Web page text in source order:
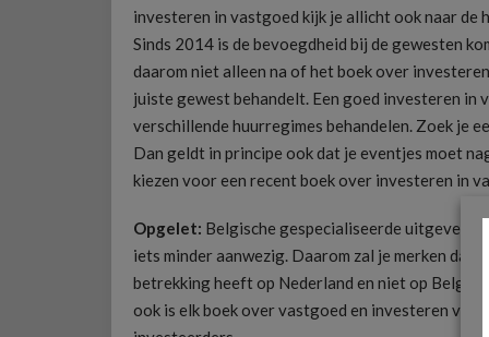
investeren in vastgoed kijk je allicht ook naar
Sinds 2014 is de bevoegdheid bij de gewesten
daarom niet alleen na of het boek over
juiste gewest behandelt. Een goed investeren in
verschillende huurregimes behandelen. Zoek je
Dan geldt in principe ook dat je eventjes moet
kiezen voor een recent boek over investeren in
Opgelet: Belgische gespecialiseerde uitgevers
iets minder aanwezig. Daarom zal je merken
betrekking heeft op Nederland en niet op
ook is elk boek over vastgoed en investeren